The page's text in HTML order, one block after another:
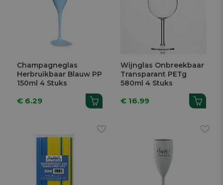
Champagneglas
Herbruikbaar Blauw PP
150ml 4 Stuks
€ 6.29
Wijnglas Onbreekbaar
Transparant PETg
580ml 4 Stuks
€ 16.99